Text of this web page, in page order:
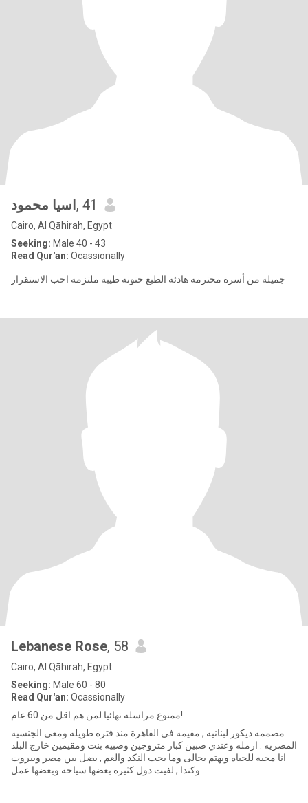
اسيا محمود , 41
Cairo, Al Qāhirah, Egypt
Seeking: Male 40 - 43
Read Qur'an: Ocassionally
جميله من أسرة محترمه هادئه الطبع حنونه طيبه ملتزمه احب الاستقرار
Lebanese Rose, 58
Cairo, Al Qāhirah, Egypt
Seeking: Male 60 - 80
Read Qur'an: Ocassionally
ممنوع مراسله نهائيا لمن هم اقل من 60 عام!
مصممه ديكور لبنانيه , مقيمه في القاهرة منذ فتره طويله ومعى الجنسيه
المصريه . ارمله وعندي صبين كبار متزوجين وصبيه بنت ومقيمين خارج البلد
انا محبه للحياه وبهتم بحالى وما بحب النكد والغم , بضل بين مصر وبيروت
وكندا , لفيت دول كثيره بعضها سياحه وبعضها عمل